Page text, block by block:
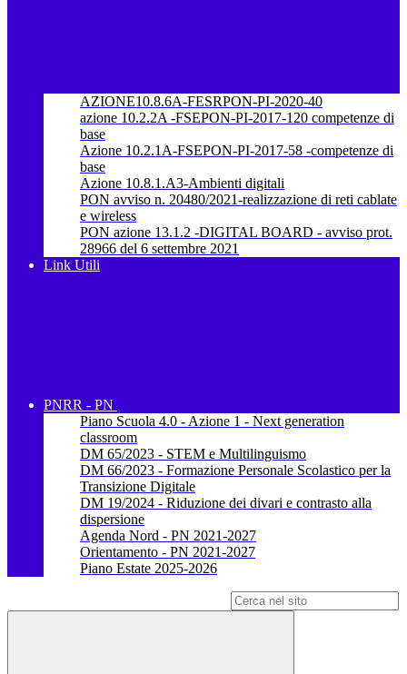
AZIONE10.8.6A-FESRPON-PI-2020-40
azione 10.2.2A -FSEPON-PI-2017-120 competenze di
base
Azione 10.2.1A-FSEPON-PI-2017-58 -competenze di
base
Azione 10.8.1.A3-Ambienti digitali
PON avviso n. 20480/2021-realizzazione di reti cablate
e wireless
PON azione 13.1.2 -DIGITAL BOARD - avviso prot.
28966 del 6 settembre 2021
Link Utili
PNRR - PN
Piano Scuola 4.0 - Azione 1 - Next generation
classroom
DM 65/2023 - STEM e Multilinguismo
DM 66/2023 - Formazione Personale Scolastico per la
Transizione Digitale
DM 19/2024 - Riduzione dei divari e contrasto alla
dispersione
Agenda Nord - PN 2021-2027
Orientamento - PN 2021-2027
Piano Estate 2025-2026